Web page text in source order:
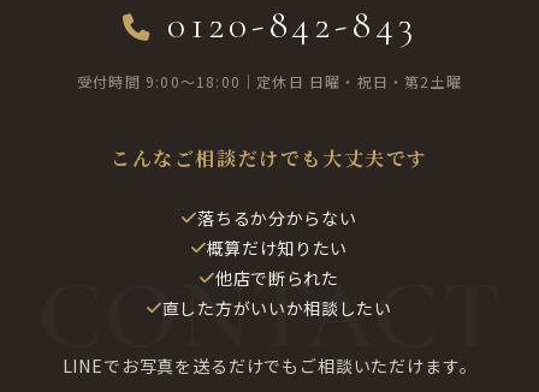
0120-842-843
受付時間 9:00〜18:00｜定休日 日曜・祝日・第2土曜
こんなご相談だけでも大丈夫です
落ちるか分からない
概算だけ知りたい
他店で断られた
直した方がいいか相談したい
LINEでお写真を送るだけでもご相談いただけます。